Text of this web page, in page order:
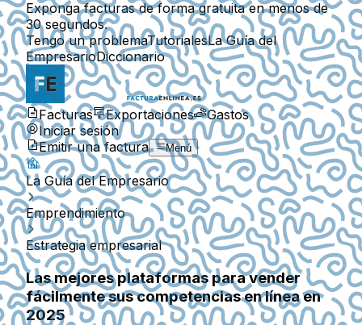
Exponga facturas de forma gratuita en menos de
30 segundos.
Tengo un problemaTutorialesLa Guía del
EmpresarioDiccionario
Facturas Exportaciones
Gastos
Iniciar sesión
Emitir una factura
Menú
La Guía del Empresario
Emprendimiento
Estrategia empresarial
Las mejores plataformas para vender
fácilmente sus competencias en línea en
2025